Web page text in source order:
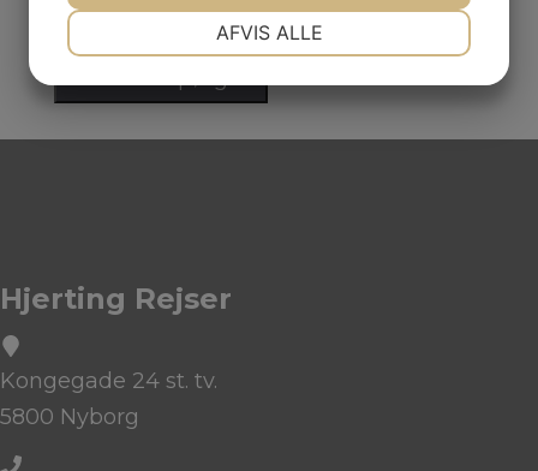
Hjerting Rejser
Kongegade 24 st. tv.
5800 Nyborg
MARKETING
AFVIS ALLE